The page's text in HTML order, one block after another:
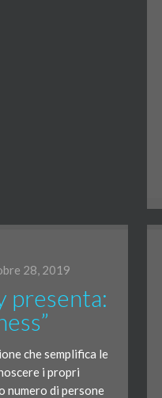
28, 2019
presenta:
che semplifica le
i propri
numero di persone